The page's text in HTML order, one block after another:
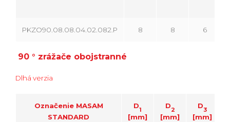
PKZO90.08.08.04.02.082.P 8 8 6
90 ° zrážače obojstranné
Dlhá verzia
Označenie MASAM
STANDARD
D1
[mm]
D2
[mm]
D3
[mm]